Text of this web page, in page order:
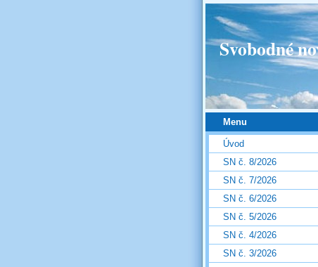
Svobodné
Menu
Úvod
SN č. 8/2026
SN č. 7/2026
SN č. 6/2026
SN č. 5/2026
SN č. 4/2026
SN č. 3/2026